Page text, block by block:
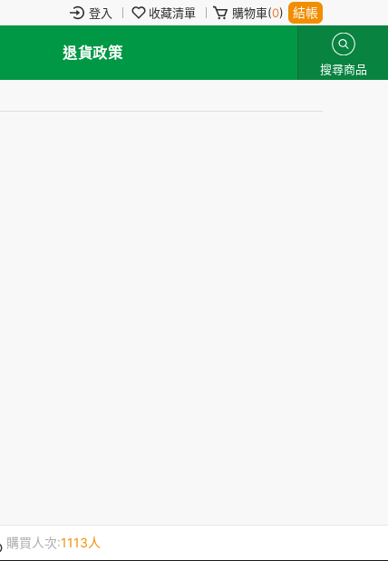
登入 收藏清單 購物車(0) 結帳
退貨政策
搜尋商品
購買人次:1113人